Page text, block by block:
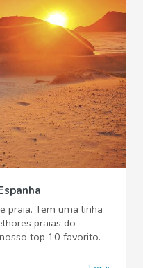
praia. Tem uma linha
praias do
top 10 favorito.